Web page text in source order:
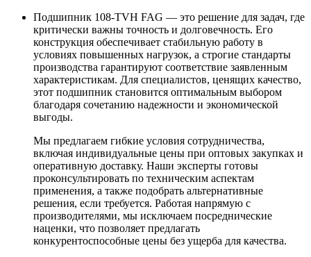
Подшипник 108-TVH FAG — это решение для задач, где
критически важны точность и долговечность. Его
конструкция обеспечивает стабильную работу в
условиях повышенных нагрузок, а строгие стандарты
производства гарантируют соответствие заявленным
характеристикам. Для специалистов, ценящих качество,
этот подшипник становится оптимальным выбором
благодаря сочетанию надежности и экономической
выгоды.
Мы предлагаем гибкие условия сотрудничества,
включая индивидуальные цены при оптовых закупках и
оперативную доставку. Наши эксперты готовы
проконсультировать по техническим аспектам
применения, а также подобрать альтернативные
решения, если требуется. Работая напрямую с
производителями, мы исключаем посреднические
наценки, что позволяет предлагать
конкурентоспособные цены без ущерба для качества.